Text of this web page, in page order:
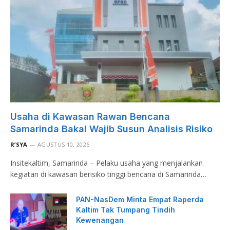
Usaha di Kawasan Rawan Bencana
Samarinda Bakal Wajib Susun Analisis Risiko
R’SYA AGUSTUS 10, 2026
Insitekaltim, Samarinda – Pelaku usaha yang menjalankan
kegiatan di kawasan berisiko tinggi bencana di Samarinda…
PAN-NasDem Minta Empat Raperda
Kaltim Tak Tumpang Tindih
Kewenangan